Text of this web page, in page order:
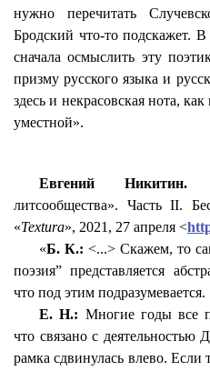
нужно перечитать
Бродский что-то подскажет.
сначала осмыслить эту
призму русского языка и
здесь и некрасовская нота,
уместной».
Евгений Никитин.
литсообщества». Часть II.
«Textura», 2021, 27 апреля <
«Б. К.: <...> Скажем, то
поэзия” представляется
что под этим подразумевается.
Е. Н.: Многие годы все
что связано с
рамка сдвинулась влево.